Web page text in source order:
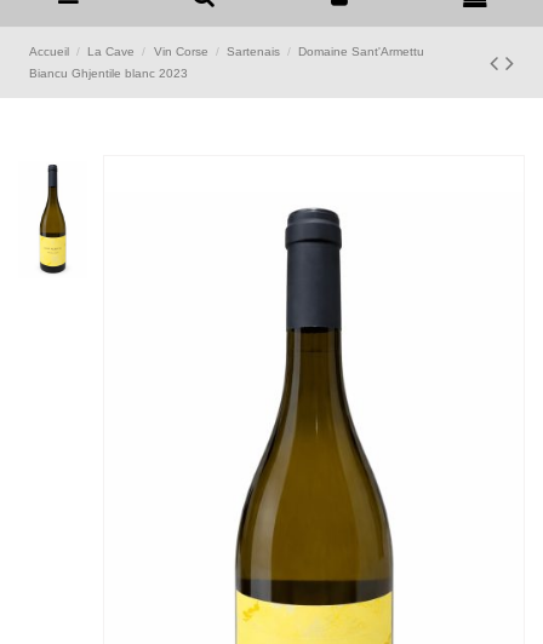
Accueil La Cave Vin Corse Sartenais
Domaine Sant'Armettu
Biancu Ghjentile blanc 2023